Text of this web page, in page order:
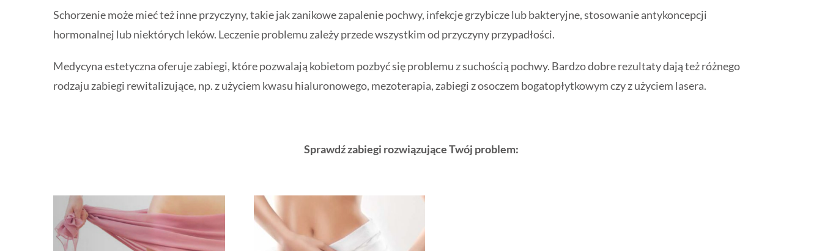
Schorzenie może mieć też inne przyczyny, takie jak zanikowe zapalenie pochwy, infekcje grzybicze lub bakteryjne, stosowanie antykoncepcji
hormonalnej lub niektórych leków. Leczenie problemu zależy przede wszystkim od przyczyny przypadłości.
Medycyna estetyczna oferuje zabiegi, które pozwalają kobietom pozbyć się problemu z suchością pochwy. Bardzo dobre rezultaty dają też różnego
rodzaju zabiegi rewitalizujące, np. z użyciem kwasu hialuronowego, mezoterapia, zabiegi z osoczem bogatopłytkowym czy z użyciem lasera.
Sprawdź zabiegi rozwiązujące Twój problem: